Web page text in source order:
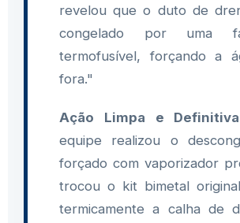
revelou que o duto de
congelado por uma
termofusível, forçando a
fora."
Ação Limpa e
equipe realizou o
forçado com vaporizador
trocou o kit bimetal
termicamente a calha de